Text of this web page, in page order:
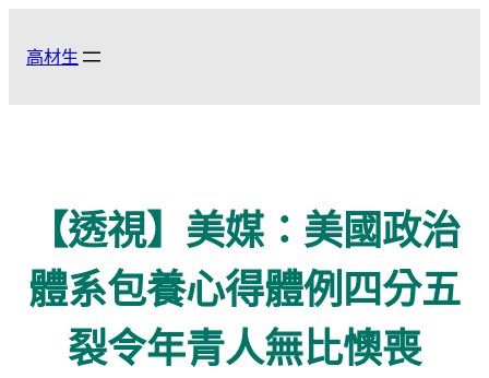
高材生
【透視】美媒：美國政治
體系包養心得體例四分五
裂令年青人無比懊喪